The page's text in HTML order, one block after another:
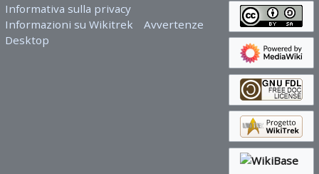
Informativa sulla privacy
Informazioni su Wikitrek
Avvertenze
Desktop